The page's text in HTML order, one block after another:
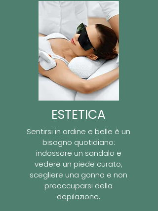
ESTETICA
Sentirsi in ordine e belle è un
bisogno quotidiano:
indossare un sandalo e
vedere un piede curato,
scegliere una gonna e non
preoccuparsi della
depilazione.